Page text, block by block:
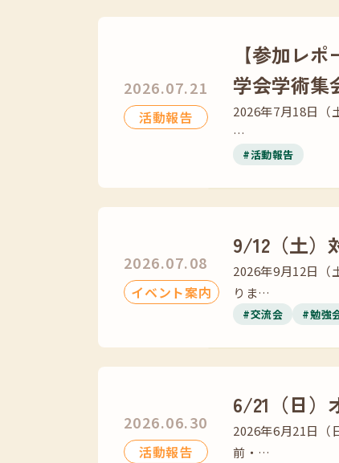
2026.07.21
活動報告
【参加レ
学会学術集
2026年7月18日（
…
#活動報告
2026.07.08
イベント案内
9/12（土）
2026年9月12日（
りま…
#交流会 #勉強
2026.06.30
活動報告
6/21（日）
2026年6月21日（
前・…